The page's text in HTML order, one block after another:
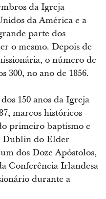
da Igreja
da América e a
parte dos
o mesmo. Depois de
o número de
300, no ano de 1856.
150 anos da Igreja
marcos históricos
primeiro baptismo e
Dublin do Elder
dos Doze Apóstolos,
Conferência Irlandesa
durante a